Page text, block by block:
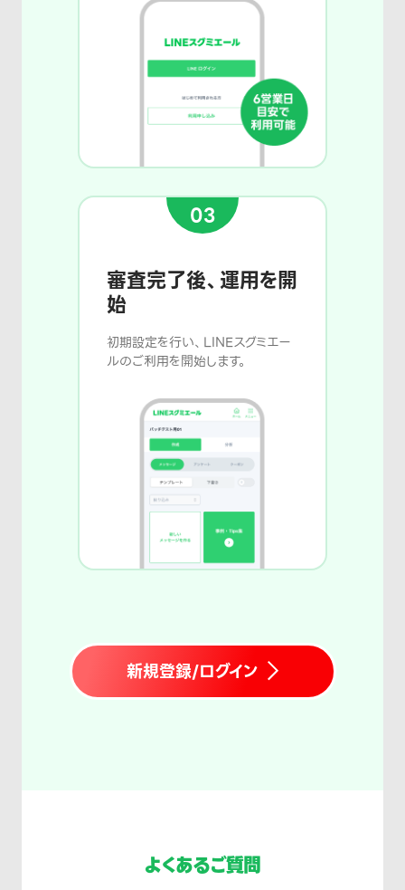
03
審査完了後、運用を開
始
初期設定を行い、LINEスグミエー
ルのご利用を開始します。
新規登録/ログイン
よくあるご質問